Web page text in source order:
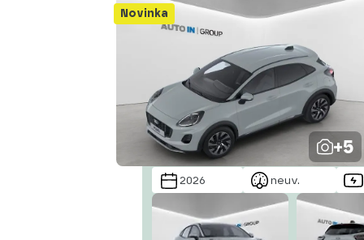
Novinka
+5
2026 neuv.